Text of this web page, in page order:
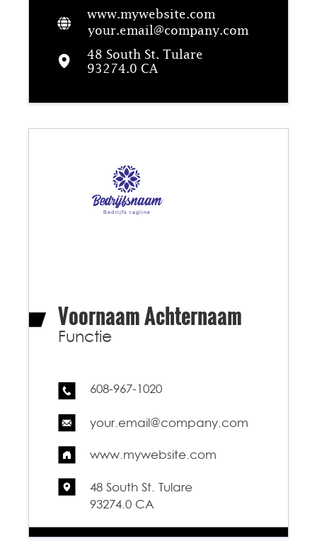
your.email@company.com
48 South St. Tulare
93274.0 CA
www.mywebsite.com
48 South St. Tulare
93274.0 CA
www.mywebsite.com
Functie
608-967-1020
your.email@company.com
Voornaam Achternaam
Bedrijfsnaam
Bedrijfs tagline